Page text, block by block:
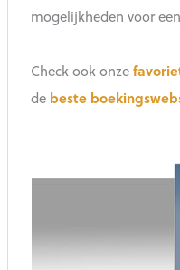
mogelijkheden voor een
Check ook onze
de beste